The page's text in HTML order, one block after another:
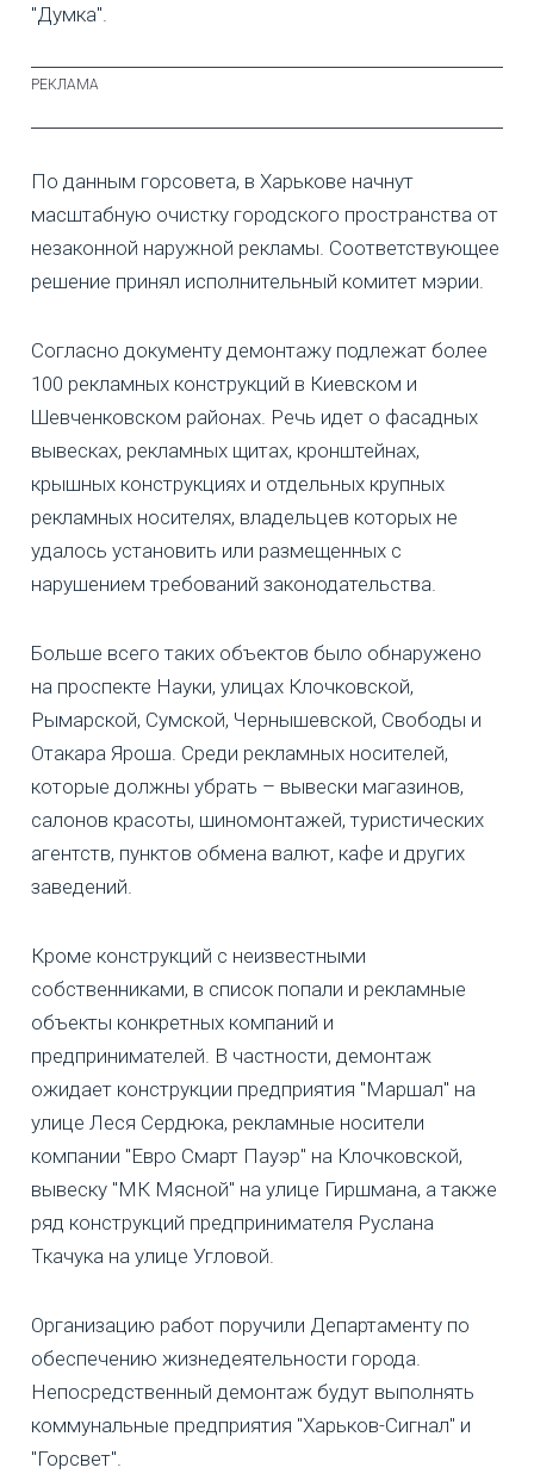
"Думка".
По данным горсовета, в Харькове начнут
масштабную очистку городского пространства от
незаконной наружной рекламы. Соответствующее
решение принял исполнительный комитет мэрии.
Согласно документу демонтажу подлежат более
100 рекламных конструкций в Киевском и
Шевченковском районах. Речь идет о фасадных
вывесках, рекламных щитах, кронштейнах,
крышных конструкциях и отдельных крупных
рекламных носителях, владельцев которых не
удалось установить или размещенных с
нарушением требований законодательства.
Больше всего таких объектов было обнаружено
на проспекте Науки, улицах Клочковской,
Рымарской, Сумской, Чернышевской, Свободы и
Отакара Яроша. Среди рекламных носителей,
которые должны убрать – вывески магазинов,
салонов красоты, шиномонтажей, туристических
агентств, пунктов обмена валют, кафе и других
заведений.
Кроме конструкций с неизвестными
собственниками, в список попали и рекламные
объекты конкретных компаний и
предпринимателей. В частности, демонтаж
ожидает конструкции предприятия "Маршал" на
улице Леся Сердюка, рекламные носители
компании "Евро Смарт Пауэр" на Клочковской,
вывеску "МК Мясной" на улице Гиршмана, а также
ряд конструкций предпринимателя Руслана
Ткачука на улице Угловой.
Организацию работ поручили Департаменту по
обеспечению жизнедеятельности города.
Непосредственный демонтаж будут выполнять
коммунальные предприятия "Харьков-Сигнал" и
"Горсвет".